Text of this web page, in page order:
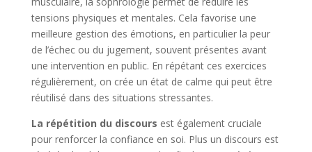
tensions physiques et mentales. Cela favorise une
meilleure gestion des émotions, en particulier la peur
de l’échec ou du jugement, souvent présentes avant
une intervention en public. En répétant ces exercices
régulièrement, on crée un état de calme qui peut être
réutilisé dans des situations stressantes.
La répétition du discours est également cruciale
pour renforcer la confiance en soi. Plus un discours est